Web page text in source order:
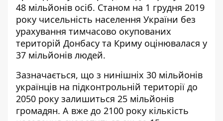
48 мільйонів осіб. Станом на 1 грудня 2019
року чисельність населення України без
урахування тимчасово окупованих
територій Донбасу та Криму оцінювалася у
37 мільйонів людей.
Зазначається, що з нинішніх 30 мільйонів
українців на підконтрольній території до
2050 року залишиться 25 мільйонів
громадян. А вже до 2100 року кількість